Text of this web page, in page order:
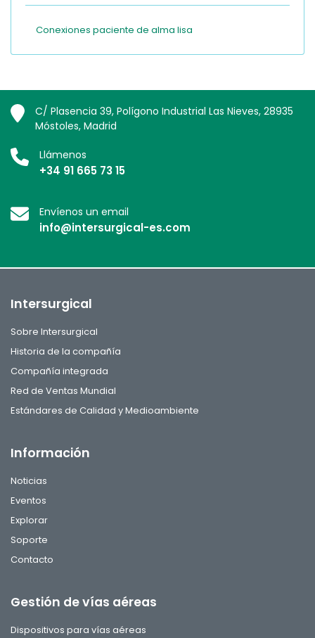
Conexiones paciente de alma lisa
C/ Plasencia 39, Polígono Industrial Las Nieves, 28935
Móstoles, Madrid
Llámenos
+34 91 665 73 15
Envíenos un email
info@intersurgical-es.com
Intersurgical
Sobre Intersurgical
Historia de la compañía
Compañía integrada
Red de Ventas Mundial
Estándares de Calidad y Medioambiente
Información
Noticias
Eventos
Explorar
Soporte
Contacto
Gestión de vías aéreas
Dispositivos para vías aéreas